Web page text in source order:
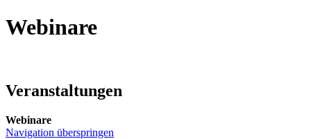
Webinare
Veranstaltungen
Webinare
Navigation überspringen